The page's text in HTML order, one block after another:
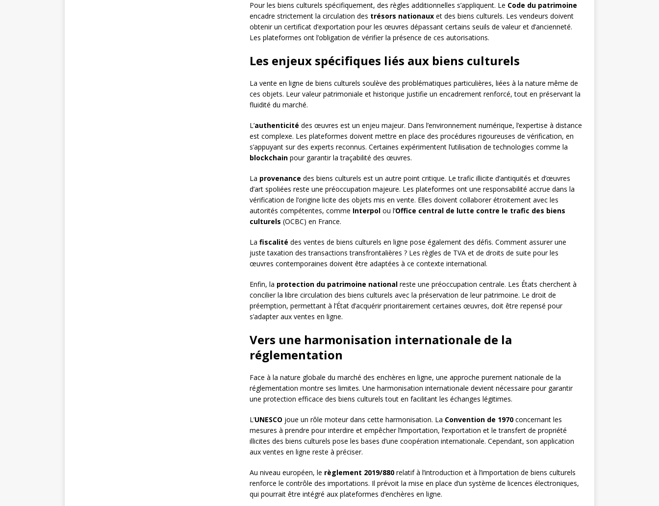
Pour les biens culturels spécifiquement, des règles additionnelles s’appliquent. Le Code du patrimoine
encadre strictement la circulation des trésors nationauxet des biens culturels. Les vendeurs doivent
obtenir un certificat d’exportation pour les œuvres dépassant certains seuils de valeur et d’ancienneté.
Les plateformes ont l’obligation de vérifier la présence de ces autorisations.
Les enjeux spécifiques liés aux biens culturels
La vente en ligne de biens culturels soulève des problématiques particulières, liées à la nature même de
ces objets. Leur valeur patrimoniale et historique justifie un encadrement renforcé, tout en préservant la
fluidité du marché.
L’authenticité des œuvres est un enjeu majeur. Dans l’environnement numérique, l’expertise à distance
est complexe. Les plateformes doivent mettre en place des procédures rigoureuses de vérification, en
s’appuyant sur des experts reconnus. Certaines expérimentent l’utilisation de technologies comme la
blockchainpour garantir la traçabilité des œuvres.
La provenance des biens culturels est un autre point critique. Le trafic illicite d’antiquités et d’œuvres
d’art spoliées reste une préoccupation majeure. Les plateformes ont une responsabilité accrue dans la
vérification de l’origine licite des objets mis en vente. Elles doivent collaborer étroitement avec les
autorités compétentes, comme Interpolou l’Office central de lutte contre le trafic des biens
culturels (OCBC) en France.
La fiscalité des ventes de biens culturels en ligne pose également des défis. Comment assurer une
juste taxation des transactions transfrontalières ? Les règles de TVA et de droits de suite pour les
œuvres contemporaines doivent être adaptées à ce contexte international.
Enfin, la protection du patrimoine nationalreste une préoccupation centrale. Les États cherchent à
concilier la libre circulation des biens culturels avec la préservation de leur patrimoine. Le droit de
préemption, permettant à l’État d’acquérir prioritairement certaines œuvres, doit être repensé pour
s’adapter aux ventes en ligne.
Vers une harmonisation internationale de la
réglementation
Face à la nature globale du marché des enchères en ligne, une approche purement nationale de la
réglementation montre ses limites. Une harmonisation internationale devient nécessaire pour garantir
une protection efficace des biens culturels tout en facilitant les échanges légitimes.
L’UNESCO joue un rôle moteur dans cette harmonisation. La Convention de 1970concernant les
mesures à prendre pour interdire et empêcher l’importation, l’exportation et le transfert de propriété
illicites des biens culturels pose les bases d’une coopération internationale. Cependant, son application
aux ventes en ligne reste à préciser.
Au niveau européen, le règlement 2019/880relatif à l’introduction et à l’importation de biens culturels
renforce le contrôle des importations. Il prévoit la mise en place d’un système de licences électroniques,
qui pourrait être intégré aux plateformes d’enchères en ligne.